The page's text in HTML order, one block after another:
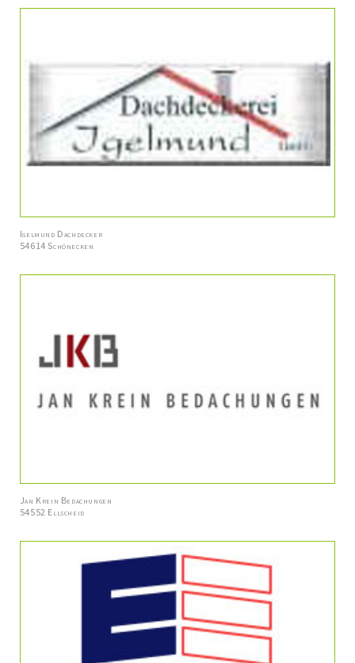
Igelmund Dachdecker
54614 Schönecken
Jan Krein Bedachungen
54552 Ellscheid